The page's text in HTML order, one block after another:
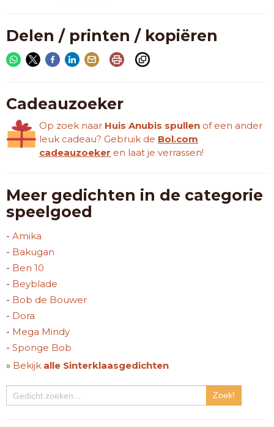
Delen / printen / kopiëren
Cadeauzoeker
Op zoek naar Huis Anubis spullen of een ander
leuk cadeau? Gebruik de Bol.com
cadeauzoeker en laat je verrassen!
Meer gedichten in de categorie
speelgoed
- Amika
- Bakugan
- Ben 10
- Beyblade
- Bob de Bouwer
- Dora
- Mega Mindy
- Sponge Bob
» Bekijk alle Sinterklaasgedichten